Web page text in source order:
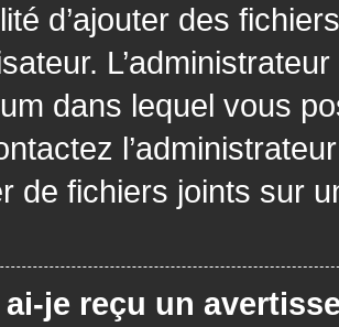
d’ajouter des
dans lequel vous
de fichiers joints sur
je reçu un